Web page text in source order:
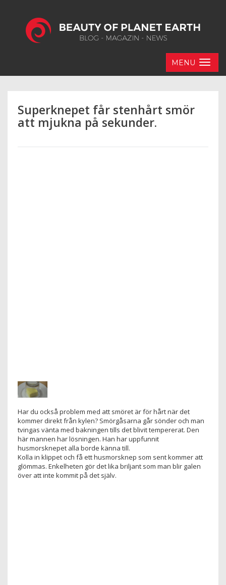
MENU
Superknepet får stenhårt smör
att mjukna på sekunder.
Har du också problem med att smöret är för hårt när det
kommer direkt från kylen? Smörgåsarna går sönder och man
tvingas vänta med bakningen tills det blivit tempererat. Den
här mannen har lösningen. Han har uppfunnit
husmorsknepet alla borde känna till.
Kolla in klippet och få ett husmorsknep som sent kommer att
glömmas. Enkelheten gör det lika briljant som man blir galen
över att inte kommit på det själv.